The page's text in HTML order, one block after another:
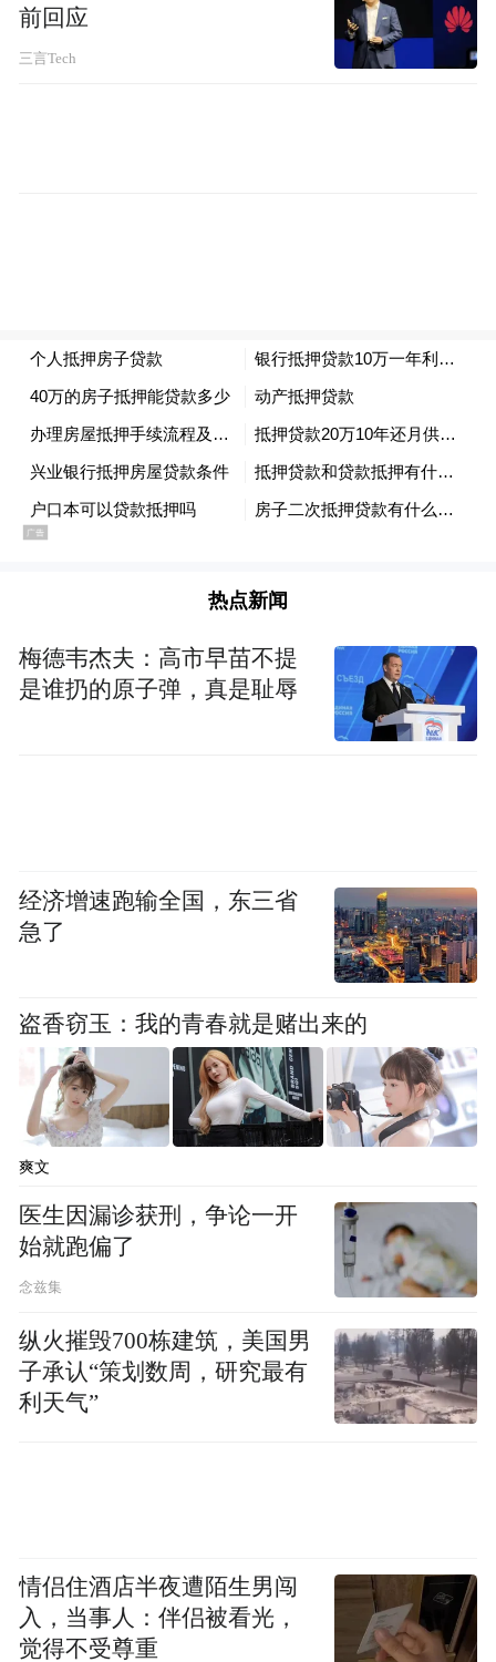
前回应
三言Tech
热点新闻
梅德韦杰夫：高市早苗不提
是谁扔的原子弹，真是耻辱
经济增速跑输全国，东三省
急了
盗香窃玉：我的青春就是赌出来的
爽文
医生因漏诊获刑，争论一开
始就跑偏了
念兹集
纵火摧毁700栋建筑，美国男
子承认“策划数周，研究最有
利天气”
情侣住酒店半夜遭陌生男闯
入，当事人：伴侣被看光，
觉得不受尊重